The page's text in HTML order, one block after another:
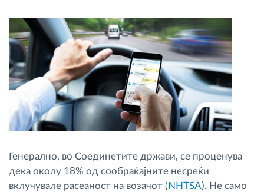
Автоматска идентификација на возачите
Откријте ги сите можности
Како ја решаваме
Калкулатор за заштеди
Генерално, во Соединетите држави, се проценува
дека околу 18% од сообраќајните несреќи
вклучувале расеаност на возачот ( NHTSA). Не само